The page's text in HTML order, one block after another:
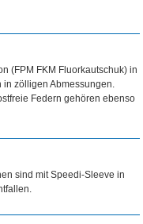
(FPM FKM Fluorkautschuk) in
zölligen Abmessungen.
Federn gehören ebenso
sind mit Speedi-Sleeve in